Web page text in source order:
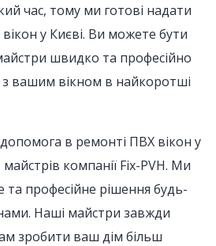
час, тому ми готові надати
у Києві. Ви можете бути
швидко та професійно
вашим вікном в найкоротші
в ремонті ПВХ вікон у
майстрів компанії Fix-PVH. Ми
та професійне рішення будь-
Наші майстри завжди
зробити ваш дім більш